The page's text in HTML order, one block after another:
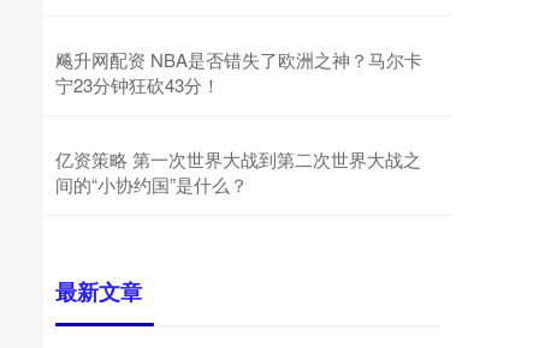
飚升网配资 NBA是否错失了欧洲之神？马尔卡
宁23分钟狂砍43分！
亿资策略 第一次世界大战到第二次世界大战之
间的“小协约国”是什么？
最新文章